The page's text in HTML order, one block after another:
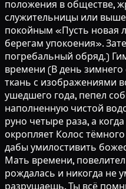
положения в обществе,
служительницы или
покойным «Пусть новая
берегам упокоения».
погребальный обряд.)
времени (В день зимнего
ткань с изображениями
ушедшего года, пепел
наполненную чистой
руно четыре раза, а
окропляет Колос
дабы умилостивить
Мать времени,
рождалась и никогда не